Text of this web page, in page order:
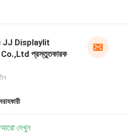
JJ Displaylit
প্রস্তুতকারক
আরো দেখুন